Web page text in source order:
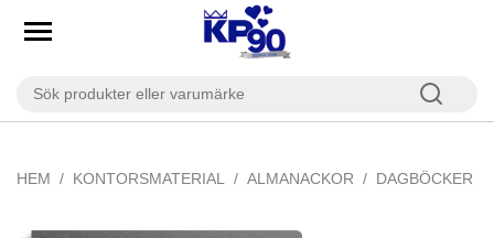
HEM KONTORSMATERIAL ALMANACKOR DAGBÖCKER